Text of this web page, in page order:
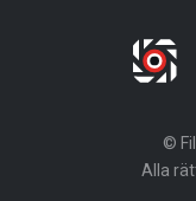
©
Alla